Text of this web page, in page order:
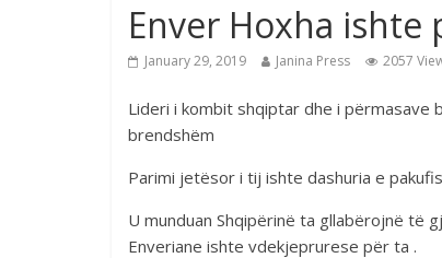
Enver Hoxha
January 29, 2019 Janina Press 2057
Lideri i kombit shqiptar dhe i
brendshëm
Parimi jetësor i tij ishte dashuria e
U munduan Shqipërinë ta gllabërojnë të
Enveriane ishte vdekjeprurese për ta .